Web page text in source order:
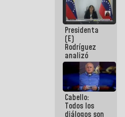
Figuera y
acuerdan
primer
encuentro
presencial
para el
diálogo
Presidenta
(E)
Rodríguez
analizó
junto a
gobernadores
planes de
recuperación
del Sistema
Eléctrico
Cabello:
Todos los
diálogos son